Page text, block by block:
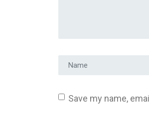
Prénom et nom
Save my name,